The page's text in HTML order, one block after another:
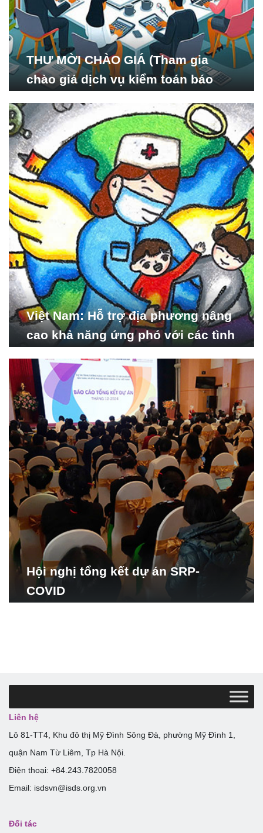
THƯ MỜI CHÀO GIÁ (Tham gia
chào giá dịch vụ kiểm toán báo
Nghiên cứu Phát triển Xã
hội_ISDS)
Việt Nam: Hỗ trợ địa phương nâng
cao khả năng ứng phó với các tình
Hội nghị tổng kết dự án SRP-
COVID
Liên hệ
Lô 81-TT4, Khu đô thị Mỹ Đình Sông Đà, phường Mỹ Đình 1,
quận Nam Từ Liêm, Tp Hà Nội.
Điện thoại: +84.243.7820058
Email: isdsvn@isds.org.vn
Đối tác